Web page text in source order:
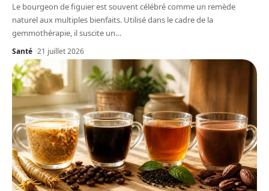
Le bourgeon de figuier est souvent célébré comme un remède
naturel aux multiples bienfaits. Utilisé dans le cadre de la
gemmothérapie, il suscite un…
Santé 21 juillet 2026